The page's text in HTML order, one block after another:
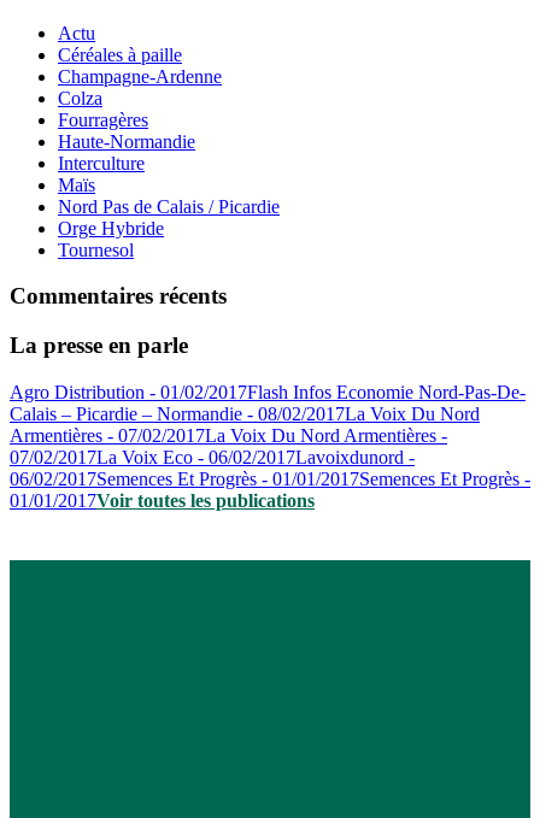
Actu
Céréales à paille
Champagne-Ardenne
Colza
Fourragères
Haute-Normandie
Interculture
Maïs
Nord Pas de Calais / Picardie
Orge Hybride
Tournesol
Commentaires récents
La presse en parle
Agro Distribution - 01/02/2017Flash Infos Economie Nord-Pas-De-
Calais – Picardie – Normandie - 08/02/2017La Voix Du Nord
Armentières - 07/02/2017La Voix Du Nord Armentières -
07/02/2017La Voix Eco - 06/02/2017Lavoixdunord -
06/02/2017Semences Et Progrès - 01/01/2017Semences Et Progrès -
01/01/2017Voir toutes les publications